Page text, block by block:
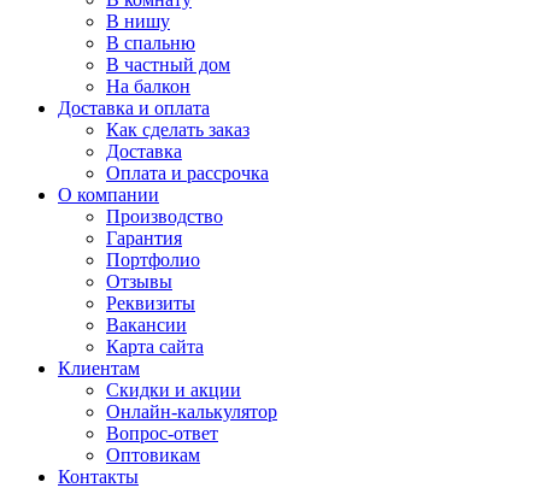
В нишу
В спальню
В частный дом
На балкон
Доставка и оплата
Как сделать заказ
Доставка
Оплата и рассрочка
О компании
Производство
Гарантия
Портфолио
Отзывы
Реквизиты
Вакансии
Карта сайта
Клиентам
Скидки и акции
Онлайн-калькулятор
Вопрос-ответ
Оптовикам
Контакты